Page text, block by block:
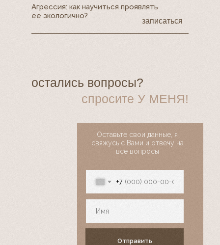
Агрессия: как научиться проявлять
ее экологично?
записаться
остались вопросы?
спросите У МЕНЯ!
+7
Отправить
Оставьте свои данные, я
свяжусь с Вами и отвечу на
все вопросы